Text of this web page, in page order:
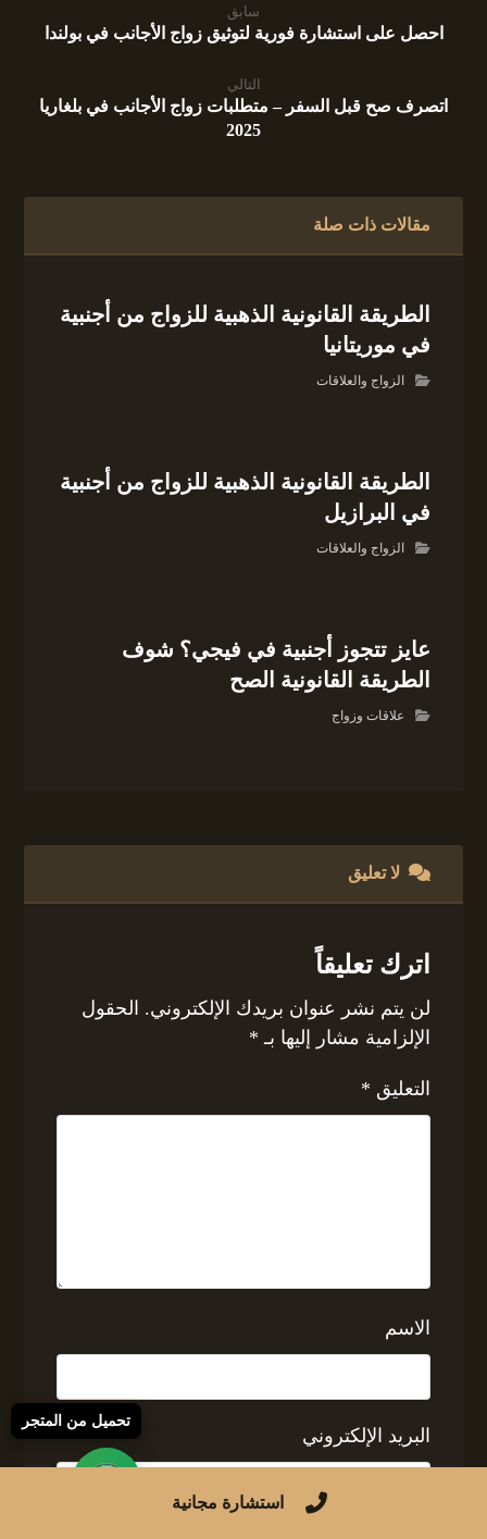
سابق
احصل على استشارة فورية لتوثيق زواج الأجانب في بولندا
التالي
اتصرف صح قبل السفر – متطلبات زواج الأجانب في بلغاريا
2025
مقالات ذات صلة
الطريقة القانونية الذهبية للزواج من أجنبية
في موريتانيا
الزواج والعلاقات
الطريقة القانونية الذهبية للزواج من أجنبية
في البرازيل
الزواج والعلاقات
عايز تتجوز أجنبية في فيجي؟ شوف
الطريقة القانونية الصح
علاقات وزواج
لا تعليق
اترك تعليقاً
لن يتم نشر عنوان بريدك الإلكتروني. الحقول
الإلزامية مشار إليها بـ *
التعليق *
الاسم
البريد الإلكتروني
استشارة مجانية
تحميل من المتجر